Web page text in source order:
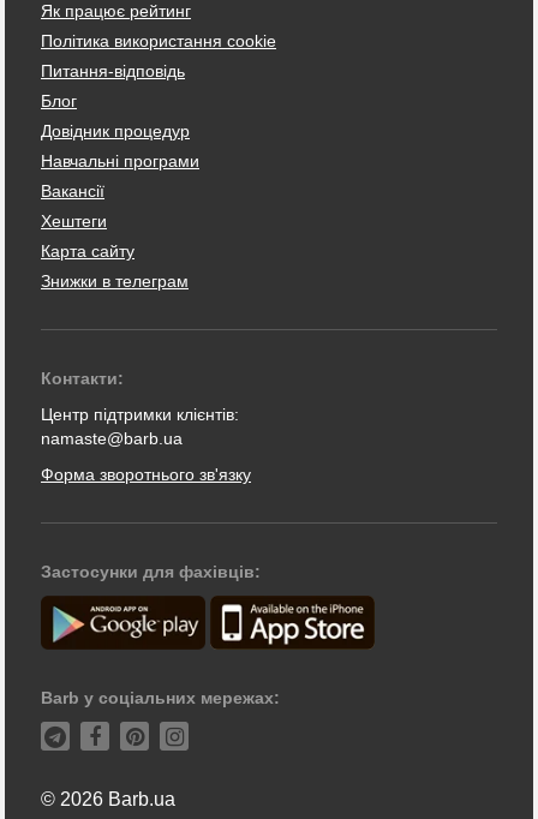
Як працює рейтинг
Політика використання cookie
Питання-відповідь
Блог
Довідник процедур
Навчальні програми
Вакансії
Хештеги
Карта сайту
Знижки в телеграм
Контакти:
Центр підтримки клієнтів:
namaste@barb.ua
Форма зворотнього зв'язку
Застосунки для фахівців:
Barb у соціальних мережах:
© 2026 Barb.ua